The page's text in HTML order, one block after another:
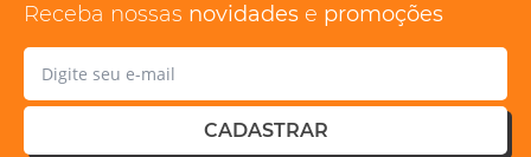
Receba nossas novidades e promoções
CADASTRAR